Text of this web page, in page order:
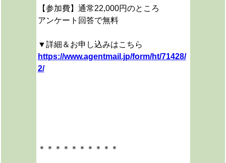
【参加費】通常22,000円のところ
アンケート回答で無料
▼詳細＆お申し込みはこちら
https://www.agentmail.jp/form/ht/71428/
2/
＊＊＊＊＊＊＊＊＊＊